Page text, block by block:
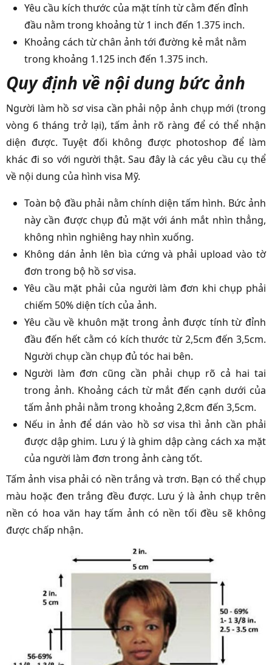
Yêu cầu kích thước của mặt tính từ cằm đến đỉnh
đầu nằm trong khoảng từ 1 inch đến 1.375 inch.
Khoảng cách từ chân ảnh tới đường kẻ mắt nằm
trong khoảng 1.125 inch đến 1.375 inch.
Quy định về nội dung bức ảnh
Người làm hồ sơ visa cần phải nộp ảnh chụp mới (trong
vòng 6 tháng trở lại), tấm ảnh rõ ràng để có thể nhận
diện được. Tuyệt đối không được photoshop để làm
khác đi so với người thật. Sau đây là các yêu cầu cụ thể
về nội dung của hình visa Mỹ.
Toàn bộ đầu phải nằm chính diện tấm hình. Bức ảnh
này cần được chụp đủ mặt với ánh mắt nhìn thẳng,
không nhìn nghiêng hay nhìn xuống.
Không dán ảnh lên bìa cứng và phải upload vào tờ
đơn trong bộ hồ sơ visa.
Yêu cầu mặt phải của người làm đơn khi chụp phải
chiếm 50% diện tích của ảnh.
Yêu cầu về khuôn mặt trong ảnh được tính từ đỉnh
đầu đến hết cằm có kích thước từ 2,5cm đến 3,5cm.
Người chụp cần chụp đủ tóc hai bên.
Người làm đơn cũng cần phải chụp rõ cả hai tai
trong ảnh. Khoảng cách từ mắt đến cạnh dưới của
tấm ảnh phải nằm trong khoảng 2,8cm đến 3,5cm.
Nếu in ảnh để dán vào hồ sơ visa thì ảnh cần phải
được dập ghim. Lưu ý là ghim dập càng cách xa mặt
của người làm đơn trong ảnh càng tốt.
Tấm ảnh visa phải có nền trắng và trơn. Bạn có thể chụp
màu hoặc đen trắng đều được. Lưu ý là ảnh chụp trên
nền có hoa văn hay tấm ảnh có nền tối đều sẽ không
được chấp nhận.